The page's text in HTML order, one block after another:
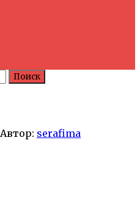
Автор: serafima